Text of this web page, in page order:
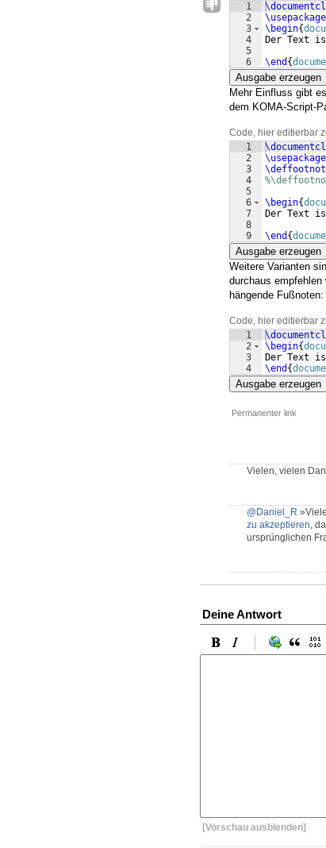
1
2
3
4
5
6
\usepackage
\begin{
Der Text
\end {
Ausgabe erzeugen
Mehr Einfluss gibt
dem KOMA-Script-
Code, hier editierbar
1
2
3
4
5
6
7
8
9
\usepackage
\begin{
Der Text
\end {
Ausgabe erzeugen
Weitere Varianten
durchaus
hängende Fußnoten:
Code, hier editierbar
1
2
3
4
\begin{
Der Text
\end {
Ausgabe erzeugen
Permanenter link
Vielen, vielen
@Daniel_R
zu akzeptieren,
ursprünglichen
Deine Antwort
[Vorschau ausblenden]